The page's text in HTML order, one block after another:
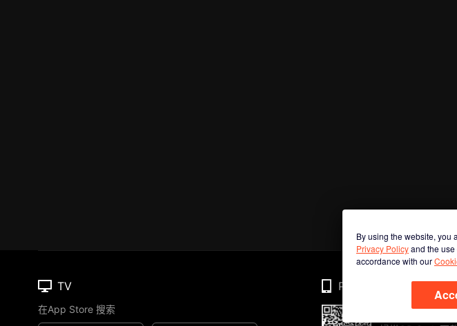
By using the website, you
Privacy Policyand the
accordance with our
TV
在App Store 搜索
Phone